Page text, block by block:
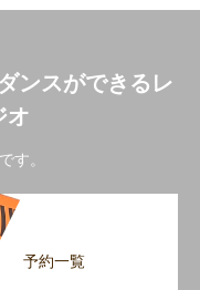
ンスができるレ
オ
す。
予約一覧